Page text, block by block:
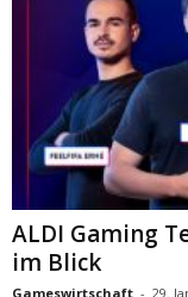
ALDI Gaming
im Blick
Gameswirtschaft - 29.